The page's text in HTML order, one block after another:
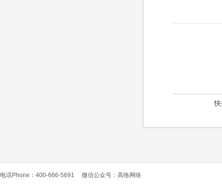
电话Phone：400-666-5691 微信公众号：高恪网络